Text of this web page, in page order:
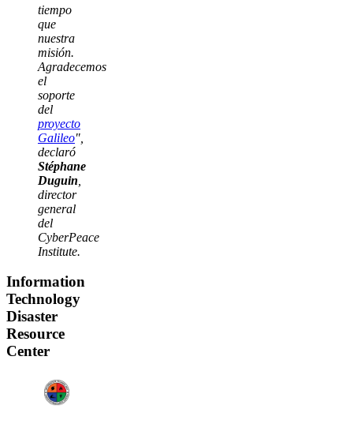
tiempo
que
nuestra
misión.
Agradecemos
el
soporte
del
proyecto
Galileo",
declaró
Stéphane
Duguin
director
general
del
CyberPeace
Institute.
Information
Technology
Disaster
Resource
Center